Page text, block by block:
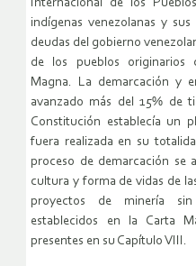
Internacional de los
indígenas venezolanas y
deudas del gobierno
de los pueblos originarios
Magna. La demarcación y
avanzado más del 15% de
Constitución establecía un
fuera realizada en su
proceso de demarcación se
cultura y forma de vidas de
proyectos de minería
establecidos en la Carta
presentes en su Capítulo VIII.